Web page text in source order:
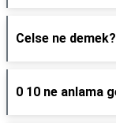
Celse ne demek?
0 10 ne anlama